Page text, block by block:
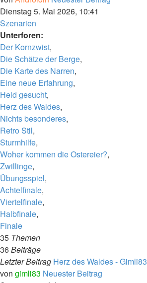
Dienstag 5. Mai 2026, 10:41
Szenarien
Unterforen:
Der Kornzwist,
Die Schätze der Berge,
Die Karte des Narren,
Eine neue Erfahrung,
Held gesucht,
Herz des Waldes,
Nichts besonderes,
Retro Stil,
Sturmhilfe,
Woher kommen die Ostereier?,
Zwillinge,
Übungsspiel,
Achtelfinale,
Viertelfinale,
Halbfinale,
Finale
35 Themen
36Beiträge
Letzter Beitrag Herz des Waldes - Gimli83
von gimli83 Neuester Beitrag